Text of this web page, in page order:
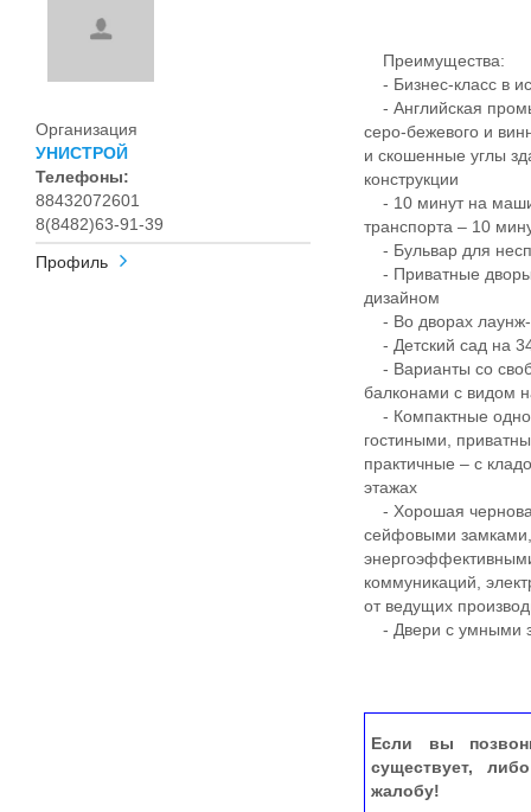
Организация
УНИСТРОЙ
Телефоны:
88432072601
8(8482)63-91-39
Профиль
Преимущества:
- Бизнес-класс в
- Английская
серо-бежевого и
и скошенные углы
конструкции
- 10 минут на
транспорта – 10
- Бульвар для
- Приватные
дизайном
- Во дворах лаунж-
- Детский сад на
- Варианты со
балконами с видом
- Компактные
гостиными,
практичные – с
этажах
- Хорошая
сейфовыми
коммуникаций,
от ведущих
- Двери с умными
Если вы
существует,
жалобу!